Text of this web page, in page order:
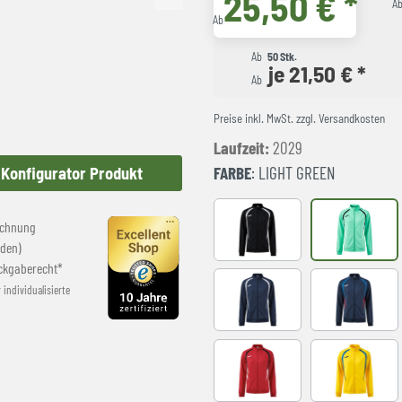
Konfigurator Produkt
Ab
Ab 50 Stk.
Ab je 21,50 € *
Preise inkl. MwSt. zzgl. Versandkosten
Laufzeit: 2029
FARBE: LIGHT GREEN
Black LIGHT
NAVY-GREY NAVY-
RED-BLACK YELLOW-